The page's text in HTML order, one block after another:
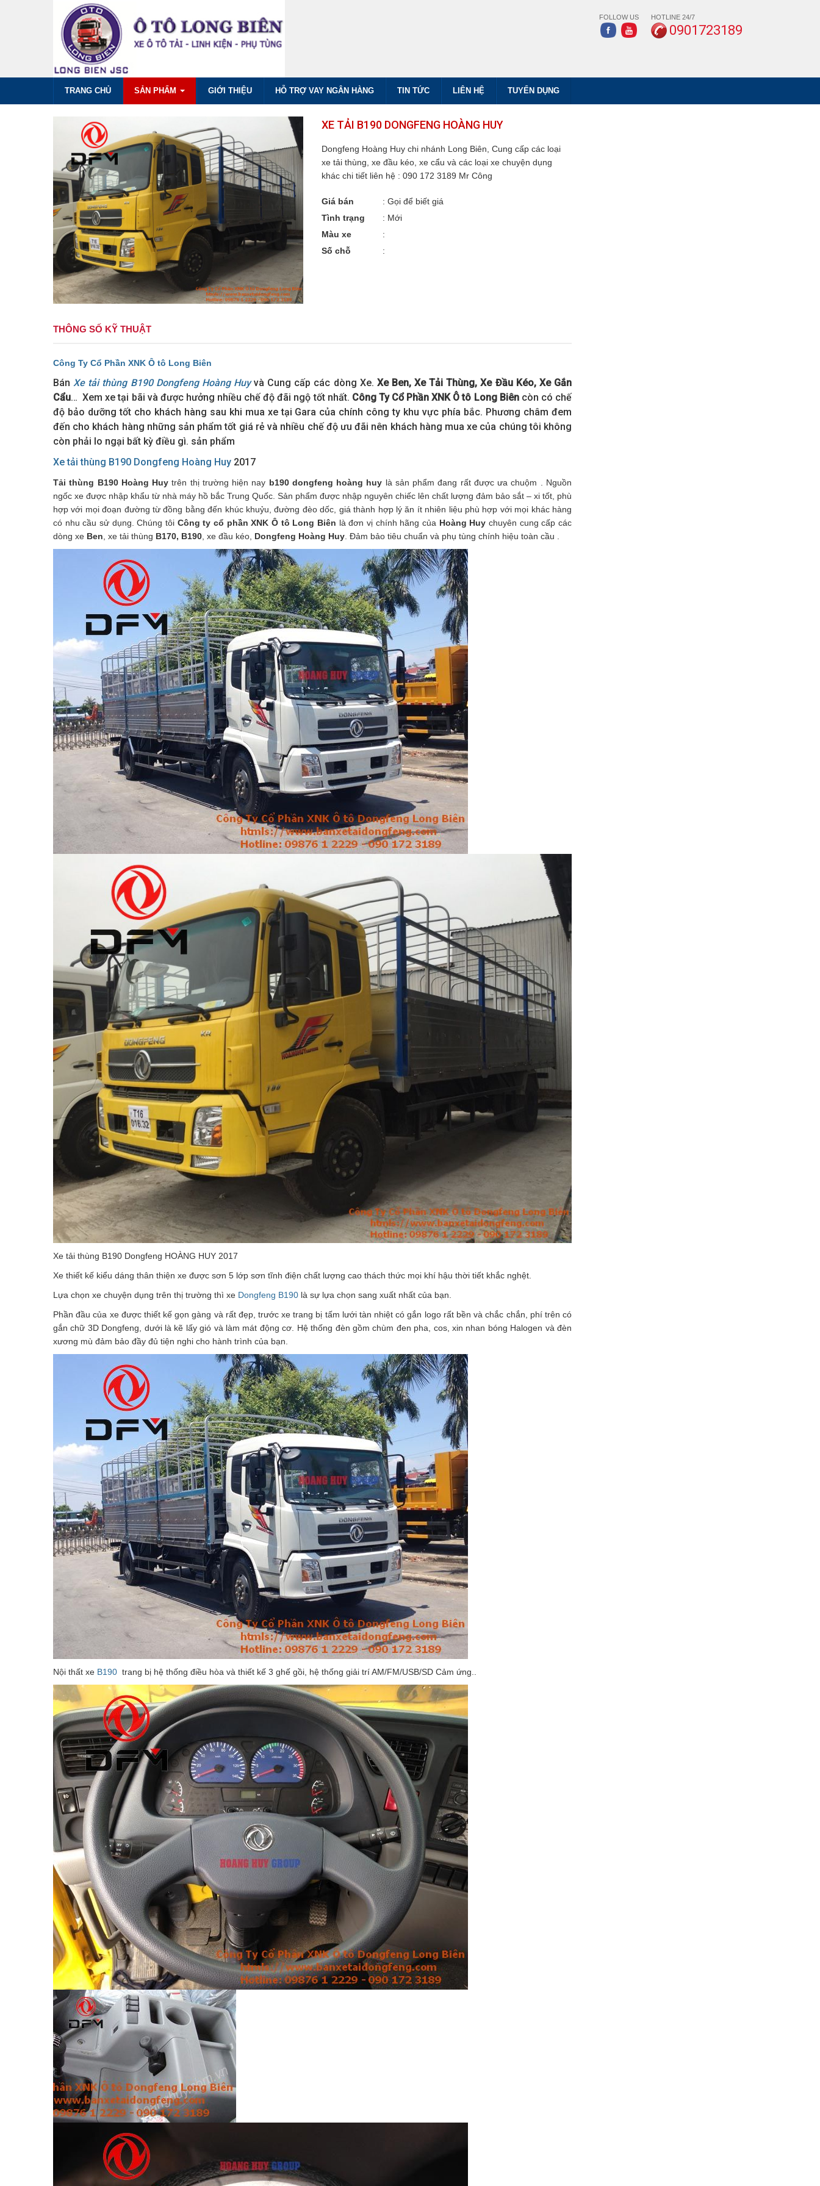
FOLLOW US HOTLINE 24/7
0901723189
TRANG CHỦ SẢN PHẨM GIỚI THIỆU HỖ TRỢ VAY NGÂN HÀNG TIN TỨC LIÊN HỆ TUYỂN DỤNG
XE TẢI B190 DONGFENG HOÀNG HUY
Dongfeng Hoàng Huy chi nhánh Long Biên, Cung cấp các loại
xe tải thùng, xe đầu kéo, xe cẩu và các loại xe chuyện dụng
khác chi tiết liên hệ : 090 172 3189 Mr Công
Giá bán : Gọi để biết giá
Tình trạng
: Mới
Màu xe
:
Số chỗ
:
THÔNG SỐ KỸ THUẬT
Công Ty Cổ Phần XNK Ô tô Long Biên
Bán Xe tải thùng B190 Dongfeng Hoàng Huyvà Cung cấp các dòng Xe. Xe Ben, Xe Tải Thùng, Xe Đầu Kéo, Xe Gắn
Cẩu… Xem xe tại bãi và được hưởng nhiều chế độ đãi ngộ tốt nhất. Công Ty Cổ Phần XNK Ô tô Long Biêncòn có chế
độ bảo dưỡng tốt cho khách hàng sau khi mua xe tại Gara của chính công ty khu vực phía bắc. Phương châm đem
đến cho khách hàng những sản phẩm tốt giá rẻ và nhiều chế độ ưu đãi nên khách hàng mua xe của chúng tôi không
còn phải lo ngại bất kỳ điều gì. sản phẩm
Xe tải thùng B190 Dongfeng Hoàng Huy 2017
Tải thùng B190 Hoàng Huytrên thị trường hiện nay b190 dongfeng hoàng huy là sản phẩm đang rất được ưa chuộm . Nguồn
ngốc xe được nhập khẩu từ nhà máy hồ bắc Trung Quốc. Sản phẩm được nhập nguyên chiếc lên chất lượng đảm bảo sắt – xi tốt, phù
hợp với mọi đoạn đường từ đồng bằng đến khúc khuỷu, đường đèo dốc, giá thành hợp lý ăn ít nhiên liệu phù hợp với mọi khác hàng
có nhu cầu sử dụng. Chúng tôi Công ty cổ phần XNK Ô tô Long Biên là đơn vị chính hãng của Hoàng Huy chuyên cung cấp các
dòng xe Ben , xe tải thùng B170, B190 , xe đầu kéo, Dongfeng Hoàng Huy . Đảm bảo tiêu chuẩn và phụ tùng chính hiệu toàn cầu .
Xe tải thùng B190 Dongfeng HOÀNG HUY 2017
Xe thiết kế kiểu dáng thân thiện xe được sơn 5 lớp sơn tĩnh điện chất lượng cao thách thức mọi khí hậu thời tiết khắc nghệt.
Lựa chọn xe chuyện dụng trên thị trường thì xe Dongfeng B190 là sự lựa chọn sang xuất nhất của bạn.
Phần đầu của xe được thiết kế gọn gàng và rất đẹp, trước xe trang bị tấm lưới tàn nhiệt có gắn logo rất bền và chắc chắn, phí trên có
gắn chữ 3D Dongfeng, dưới là kẽ lấy gió và làm mát động cơ. Hệ thống đèn gồm chùm đen pha, cos, xin nhan bóng Halogen và đèn
xương mù đảm bảo đầy đủ tiện nghi cho hành trình của bạn.
Nội thất xe B190 trang bị hệ thống điều hòa và thiết kế 3 ghế gồi, hệ thống giải trí AM/FM/USB/SD Cảm ứng..